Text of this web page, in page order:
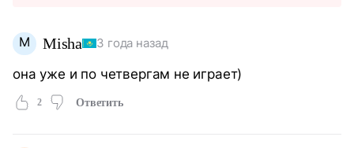
M Misha 3 года назад
она уже и по четвергам не играет)
2 Ответить